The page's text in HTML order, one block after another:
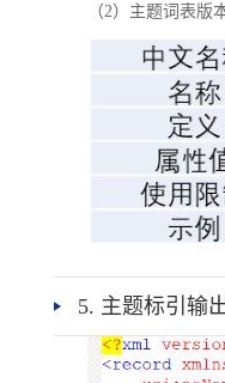
（2）主题词表版
5. 主题标引输